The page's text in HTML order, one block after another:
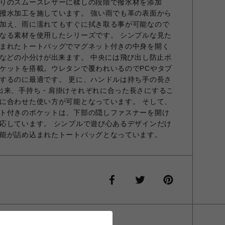
のスムースレザーに鞣しの段階で撥水材を添加
水加工を施しています。 強い雨でも革の表面から
え、雨に濡れてもすぐに拭き取る事が可能なので
る素材を使用したシリーズです。 シンプルな見た
れたトートバッグでマグネット付きの中身を開く
どの小分けが出来ます。 中央には飛び出し防止ボ
ットを搭載。ウレタンで覆われいるのでPCやタブ
るのに最適です。 更に、ハンドルは持ち手の長さ
、手持ち・肩掛けそれぞれに合った長さにするこ
合わせた使い方が可能となっています。 そして、
付きのポケットは、下部の隠しファスナーを開け
しています。 シンプルで遊び心あるデザインだけ
が詰め込まれたトートバッグとなっています。